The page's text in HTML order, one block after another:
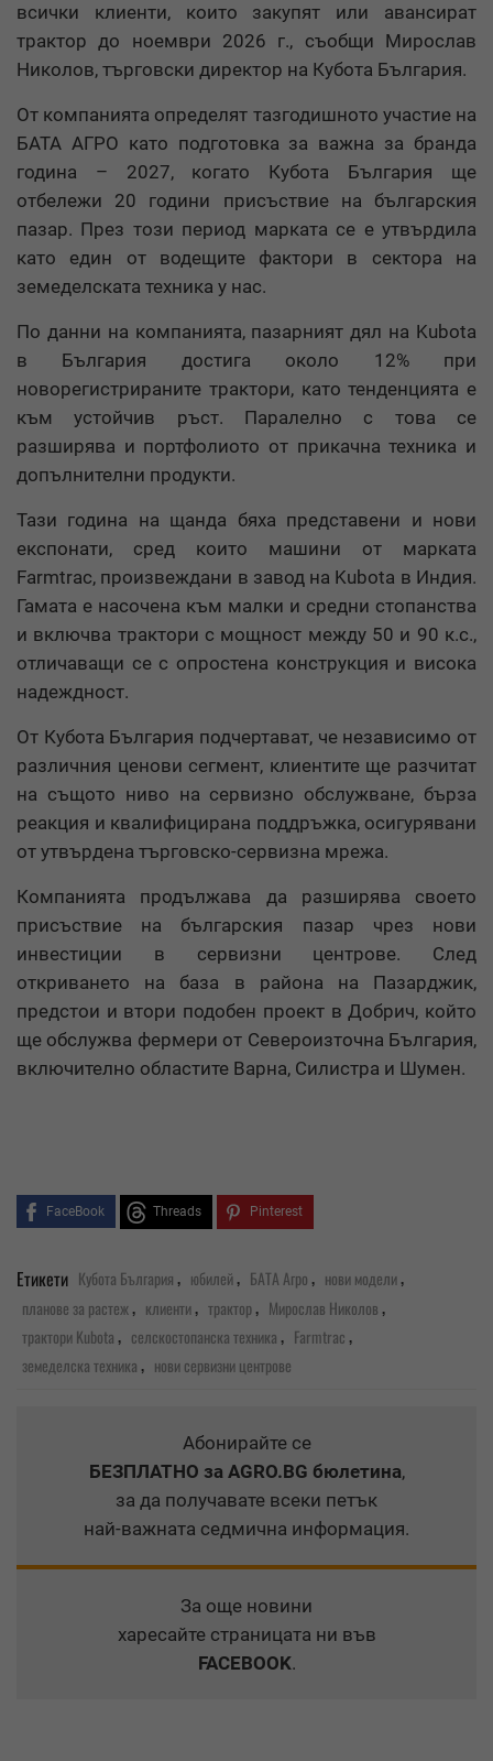
всички клиенти, които закупят или авансират
трактор до ноември 2026 г., съобщи Мирослав
Николов, търговски директор на Кубота България.
От компанията определят тазгодишното участие на
БАТА АГРО като подготовка за важна за бранда
година – 2027, когато Кубота България ще
отбележи 20 години присъствие на българския
пазар. През този период марката се е утвърдила
като един от водещите фактори в сектора на
земеделската техника у нас.
По данни на компанията, пазарният дял на Kubota
в България достига около 12% при
новорегистрираните трактори, като тенденцията е
към устойчив ръст. Паралелно с това се
разширява и портфолиото от прикачна техника и
допълнителни продукти.
Тази година на щанда бяха представени и нови
експонати, сред които машини от марката
Farmtrac, произвеждани в завод на Kubota в Индия.
Гамата е насочена към малки и средни стопанства
и включва трактори с мощност между 50 и 90 к.с.,
отличаващи се с опростена конструкция и висока
надеждност.
От Кубота България подчертават, че независимо от
различния ценови сегмент, клиентите ще разчитат
на същото ниво на сервизно обслужване, бърза
реакция и квалифицирана поддръжка, осигурявани
от утвърдена търговско-сервизна мрежа.
Компанията продължава да разширява своето
присъствие на българския пазар чрез нови
инвестиции в сервизни центрове. След
откриването на база в района на Пазарджик,
предстои и втори подобен проект в Добрич, който
ще обслужва фермери от Североизточна България,
включително областите Варна, Силистра и Шумен.
FaceBook Threads Pinterest
Етикети Кубота България, юбилей, БАТА Агро, нови модели,
планове за растеж, клиенти, трактор, Мирослав Николов,
трактори Kubota, селскостопанска техника, Farmtrac,
земеделска техника, нови сервизни центрове
Абонирайте се
БЕЗПЛАТНО за AGRO.BG бюлетина,
за да получавате всеки петък
най-важната седмична информация.
За още новини
харесайте страницата ни във
FACEBOOK.